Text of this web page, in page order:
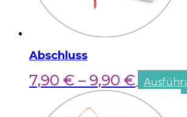
Abschluss
7,90 € – 9,90 €